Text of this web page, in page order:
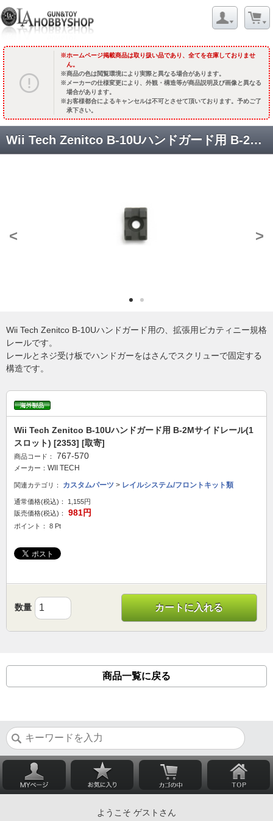
ホームページ掲載商品は取り扱い品であり、全てを在庫しておりませ
ん。
商品の色は閲覧環境により実際と異なる場合があります。
メーカーの仕様変更により、外観・構造等が商品説明及び画像と異なる
場合があります。
お客様都合によるキャンセルは不可とさせて頂いております。予めご了
承下さい。
Wii Tech Zenitco B-10Uハンドガード用 B-2Mサイドレール(1スロット) [2353] [取寄]
< >
Wii Tech Zenitco B-10Uハンドガード用の、拡張用ピカティニー規格
レールです。
レールとネジ受け板でハンドガーをはさんでスクリューで固定する
構造です。
Wii Tech Zenitco B-10Uハンドガード用 B-2Mサイドレール(1
スロット) [2353] [取寄]
商品コード： 767-570
メーカー： WII TECH
関連カテゴリ： カスタムパーツ > レイルシステム/フロントキット類
通常価格(税込)：
1,155円
販売価格(税込)：
981円
ポイント： 8 Pt
数量 カートに入れる
商品一覧に戻る
ようこそ ゲストさん